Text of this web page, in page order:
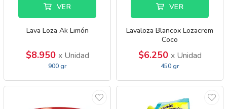
VER
Lava Loza Ak Limón
$8.950 x Unidad
900 gr
VER
Lavaloza Blancox Lozacrem
Coco
$6.250 x Unidad
450 gr